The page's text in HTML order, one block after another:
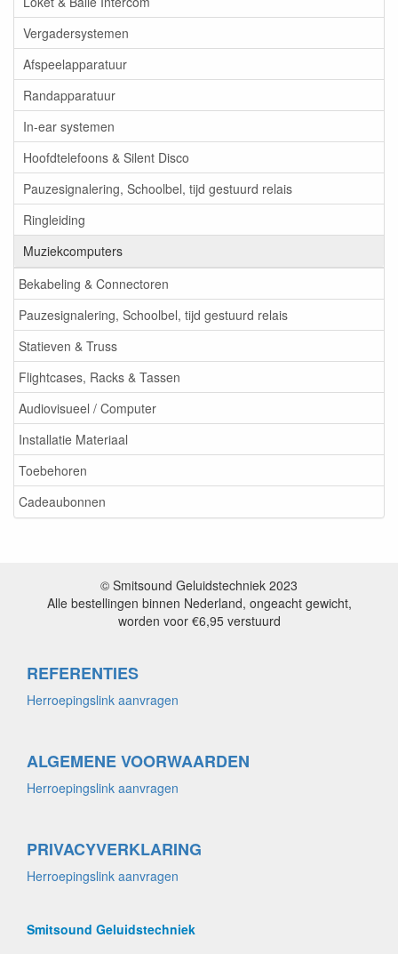
Vergadersystemen
Afspeelapparatuur
Randapparatuur
In-ear systemen
Hoofdtelefoons & Silent Disco
Pauzesignalering, Schoolbel, tijd gestuurd relais
Ringleiding
Muziekcomputers
Bekabeling & Connectoren
Pauzesignalering, Schoolbel, tijd gestuurd relais
Statieven & Truss
Flightcases, Racks & Tassen
Audiovisueel / Computer
Installatie Materiaal
Toebehoren
Cadeaubonnen
© Smitsound Geluidstechniek 2023
Alle bestellingen binnen Nederland, ongeacht gewicht,
worden voor €6,95 verstuurd
REFERENTIES
Herroepingslink aanvragen
ALGEMENE VOORWAARDEN
Herroepingslink aanvragen
PRIVACYVERKLARING
Herroepingslink aanvragen
Smitsound Geluidstechniek